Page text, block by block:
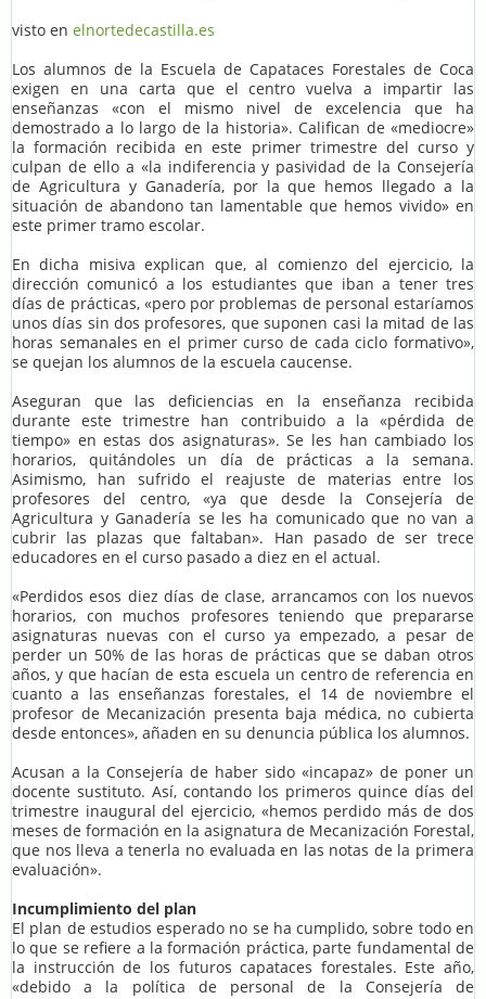
visto en elnortedecastilla.es
Los alumnos de la Escuela de Capataces Forestales de Coca
exigen en una carta que el centro vuelva a impartir las
enseñanzas «con el mismo nivel de excelencia que ha
demostrado a lo largo de la historia». Califican de «mediocre»
la formación recibida en este primer trimestre del curso y
culpan de ello a «la indiferencia y pasividad de la Consejería
de Agricultura y Ganadería, por la que hemos llegado a la
situación de abandono tan lamentable que hemos vivido» en
este primer tramo escolar.
En dicha misiva explican que, al comienzo del ejercicio, la
dirección comunicó a los estudiantes que iban a tener tres
días de prácticas, «pero por problemas de personal estaríamos
unos días sin dos profesores, que suponen casi la mitad de las
horas semanales en el primer curso de cada ciclo formativo»,
se quejan los alumnos de la escuela caucense.
Aseguran que las deficiencias en la enseñanza recibida
durante este trimestre han contribuido a la «pérdida de
tiempo» en estas dos asignaturas». Se les han cambiado los
horarios, quitándoles un día de prácticas a la semana.
Asimismo, han sufrido el reajuste de materias entre los
profesores del centro, «ya que desde la Consejería de
Agricultura y Ganadería se les ha comunicado que no van a
cubrir las plazas que faltaban». Han pasado de ser trece
educadores en el curso pasado a diez en el actual.
«Perdidos esos diez días de clase, arrancamos con los nuevos
horarios, con muchos profesores teniendo que prepararse
asignaturas nuevas con el curso ya empezado, a pesar de
perder un 50% de las horas de prácticas que se daban otros
años, y que hacían de esta escuela un centro de referencia en
cuanto a las enseñanzas forestales, el 14 de noviembre el
profesor de Mecanización presenta baja médica, no cubierta
desde entonces», añaden en su denuncia pública los alumnos.
Acusan a la Consejería de haber sido «incapaz» de poner un
docente sustituto. Así, contando los primeros quince días del
trimestre inaugural del ejercicio, «hemos perdido más de dos
meses de formación en la asignatura de Mecanización Forestal,
que nos lleva a tenerla no evaluada en las notas de la primera
evaluación».
Incumplimiento del plan
El plan de estudios esperado no se ha cumplido, sobre todo en
lo que se refiere a la formación práctica, parte fundamental de
la instrucción de los futuros capataces forestales. Este año,
«debido a la política de personal de la Consejería de